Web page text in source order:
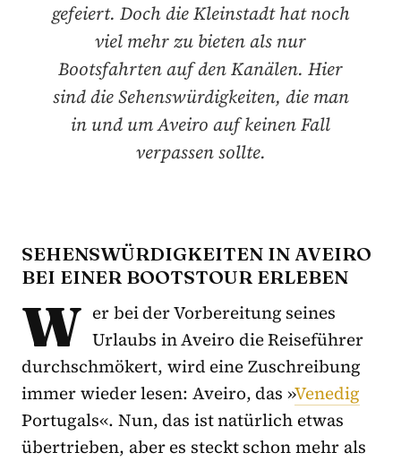
gefeiert. Doch die Kleinstadt hat noch
viel mehr zu bieten als nur
Bootsfahrten auf den Kanälen. Hier
sind die Sehenswürdigkeiten, die man
in und um Aveiro auf keinen Fall
verpassen sollte.
SEHENSWÜRDIGKEITEN IN AVEIRO
BEI EINER BOOTSTOUR ERLEBEN
W er bei der Vorbereitung seines
Urlaubs in Aveiro die Reiseführer
durchschmökert, wird eine Zuschreibung
immer wieder lesen: Aveiro, das »Venedig
Portugals«. Nun, das ist natürlich etwas
übertrieben, aber es steckt schon mehr als